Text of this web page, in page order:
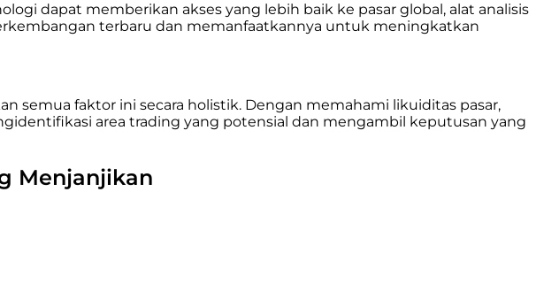
dapat memberikan akses yang lebih baik ke pasar global, alat analisis
terbaru dan memanfaatkannya untuk meningkatkan
faktor ini secara holistik. Dengan memahami likuiditas pasar,
area trading yang potensial dan mengambil keputusan yang
Menjanjikan